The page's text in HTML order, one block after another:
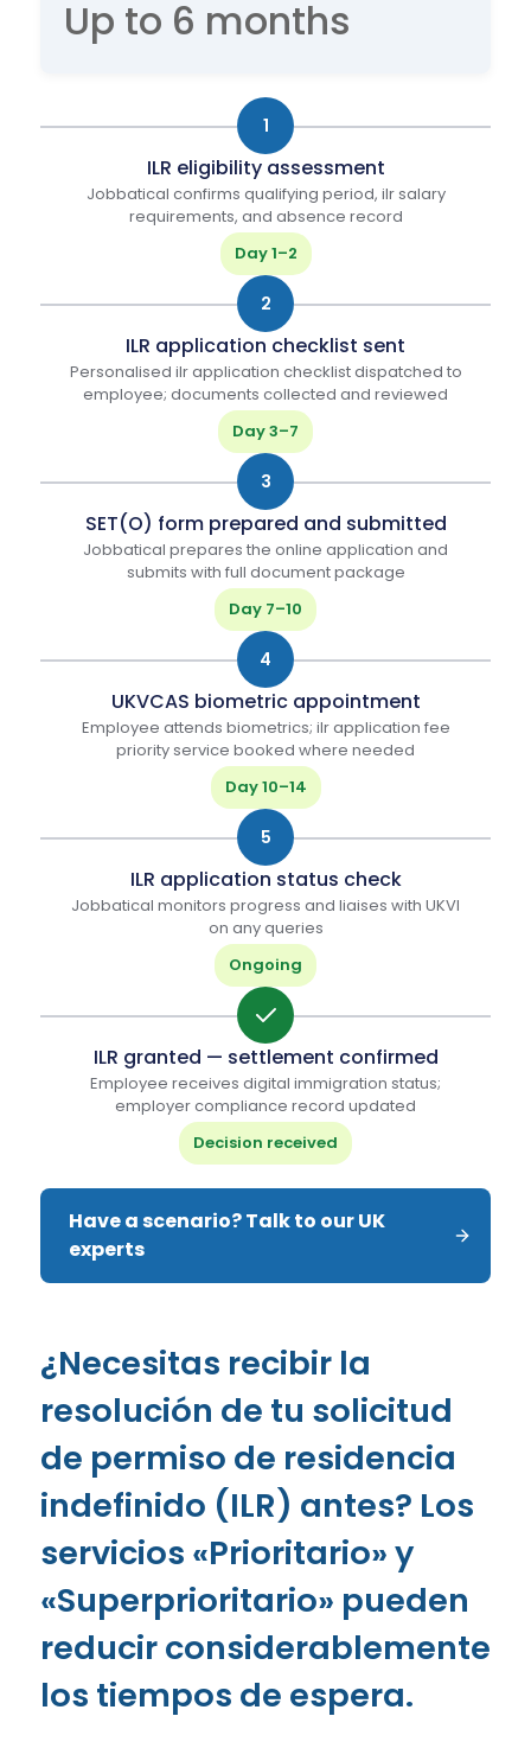
Up to 6 months
1
ILR eligibility assessment
Jobbatical confirms qualifying period, ilr salary
requirements, and absence record
Day 1–2
2
ILR application checklist sent
Personalised ilr application checklist dispatched to
employee; documents collected and reviewed
Day 3–7
3
SET(O) form prepared and submitted
Jobbatical prepares the online application and
submits with full document package
Day 7–10
4
UKVCAS biometric appointment
Employee attends biometrics; ilr application fee
priority service booked where needed
Day 10–14
5
ILR application status check
Jobbatical monitors progress and liaises with UKVI
on any queries
Ongoing
ILR granted — settlement confirmed
Employee receives digital immigration status;
employer compliance record updated
Decision received
Have a scenario? Talk to our UK
experts
¿Necesitas recibir la
resolución de tu solicitud
de permiso de residencia
indefinido (ILR) antes? Los
servicios «Prioritario» y
«Superprioritario» pueden
reducir considerablemente
los tiempos de espera.